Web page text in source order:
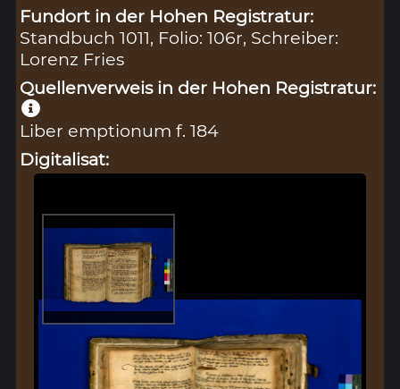
Fundort in der Hohen Registratur:
Standbuch 1011, Folio: 106r, Schreiber:
Lorenz Fries
Quellenverweis in der Hohen Registratur:
Liber emptionum f. 184
Digitalisat: